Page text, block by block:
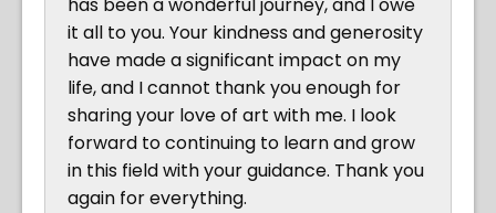
has been a wonderful journey, and I owe
it all to you. Your kindness and generosity
have made a significant impact on my
life, and I cannot thank you enough for
sharing your love of art with me. I look
forward to continuing to learn and grow
in this field with your guidance. Thank you
again for everything.